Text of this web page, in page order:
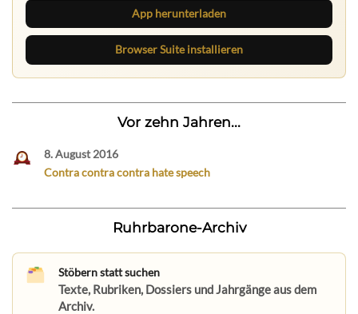
App herunterladen
Browser Suite installieren
Vor zehn Jahren...
8. August 2016
Contra contra contra hate speech
Ruhrbarone-Archiv
Stöbern statt suchen
Texte, Rubriken, Dossiers und Jahrgänge aus dem
Archiv.